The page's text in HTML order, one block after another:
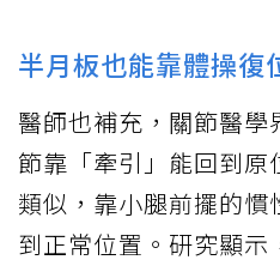
半月板也能靠體操復
醫師也補充，關節醫學
節靠「牽引」能回到原
類似，靠小腿前擺的慣
到正常位置。研究顯示